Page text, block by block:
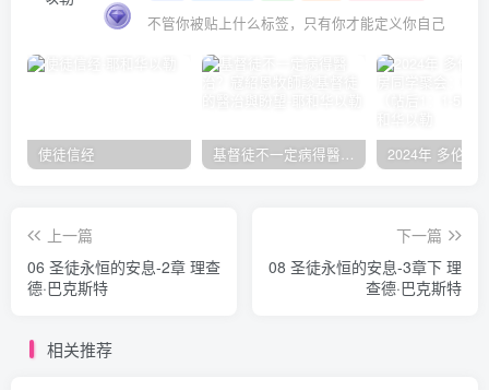
不管你被贴上什么标签，只有你才能定义你自己
使徒信经 基督徒不一定病得醫治？寇紹恩牧師談基督徒的醫治與盼望
上一篇
06 圣徒永恒的安息-2章 理查
德·巴克斯特
下一篇
08 圣徒永恒的安息-3章下 理
查德·巴克斯特
相关推荐